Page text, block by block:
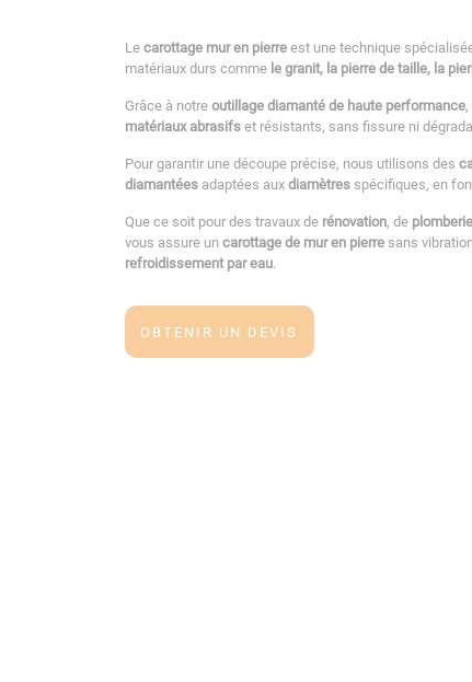
Le carottage mur en pierre est une technique
matériaux durs comme le granit, la pierre de taille, la
Grâce à notre outillage diamanté de haute performance
matériaux abrasifs et résistants, sans fissure ni
Pour garantir une découpe précise, nous utilisons des
diamantées adaptées aux diamètres spécifiques, en
Que ce soit pour des travaux de rénovation, de plomberie
vous assure un carottage de mur en pierre sans
refroidissement par eau.
OBTENIR UN DEVIS